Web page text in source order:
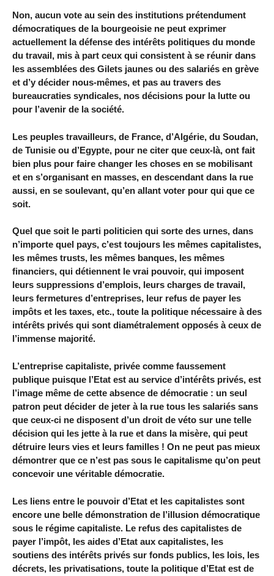
Non, aucun vote au sein des institutions prétendument
démocratiques de la bourgeoisie ne peut exprimer
actuellement la défense des intérêts politiques du monde
du travail, mis à part ceux qui consistent à se réunir dans
les assemblées des Gilets jaunes ou des salariés en grève
et d’y décider nous-mêmes, et pas au travers des
bureaucraties syndicales, nos décisions pour la lutte ou
pour l’avenir de la société.
Les peuples travailleurs, de France, d’Algérie, du Soudan,
de Tunisie ou d’Egypte, pour ne citer que ceux-là, ont fait
bien plus pour faire changer les choses en se mobilisant
et en s’organisant en masses, en descendant dans la rue
aussi, en se soulevant, qu’en allant voter pour qui que ce
soit.
Quel que soit le parti politicien qui sorte des urnes, dans
n’importe quel pays, c’est toujours les mêmes capitalistes,
les mêmes trusts, les mêmes banques, les mêmes
financiers, qui détiennent le vrai pouvoir, qui imposent
leurs suppressions d’emplois, leurs charges de travail,
leurs fermetures d’entreprises, leur refus de payer les
impôts et les taxes, etc., toute la politique nécessaire à des
intérêts privés qui sont diamétralement opposés à ceux de
l’immense majorité.
L’entreprise capitaliste, privée comme faussement
publique puisque l’Etat est au service d’intérêts privés, est
l’image même de cette absence de démocratie : un seul
patron peut décider de jeter à la rue tous les salariés sans
que ceux-ci ne disposent d’un droit de véto sur une telle
décision qui les jette à la rue et dans la misère, qui peut
détruire leurs vies et leurs familles ! On ne peut pas mieux
démontrer que ce n’est pas sous le capitalisme qu’on peut
concevoir une véritable démocratie.
Les liens entre le pouvoir d’Etat et les capitalistes sont
encore une belle démonstration de l’illusion démocratique
sous le régime capitaliste. Le refus des capitalistes de
payer l’impôt, les aides d’Etat aux capitalistes, les
soutiens des intérêts privés sur fonds publics, les lois, les
décrets, les privatisations, toute la politique d’Etat est de